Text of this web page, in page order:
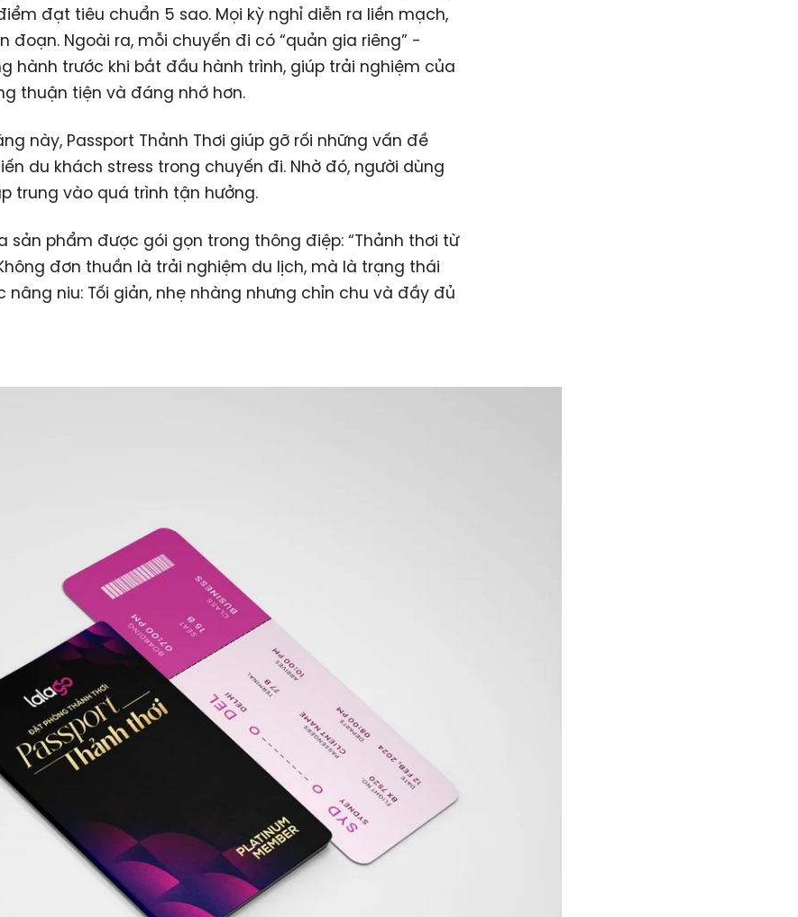
đạt tiêu chuẩn 5 sao. Mọi kỳ nghỉ diễn ra liền mạch,
đoạn. Ngoài ra, mỗi chuyến đi có “quản gia riêng” -
hành trước khi bắt đầu hành trình, giúp trải nghiệm của
thuận tiện và đáng nhớ hơn.
này, Passport Thảnh Thơi giúp gỡ rối những vấn đề
du khách stress trong chuyến đi. Nhờ đó, người dùng
trung vào quá trình tận hưởng.
sản phẩm được gói gọn trong thông điệp: “Thảnh thơi từ
đơn thuần là trải nghiệm du lịch, mà là trạng thái
nâng niu: Tối giản, nhẹ nhàng nhưng chỉn chu và đầy đủ